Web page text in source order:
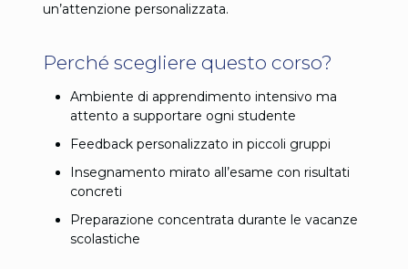
un’attenzione personalizzata.
Perché scegliere questo corso?
Ambiente di apprendimento intensivo ma
attento a supportare ogni studente
Feedback personalizzato in piccoli gruppi
Insegnamento mirato all’esame con risultati
concreti
Preparazione concentrata durante le vacanze
scolastiche